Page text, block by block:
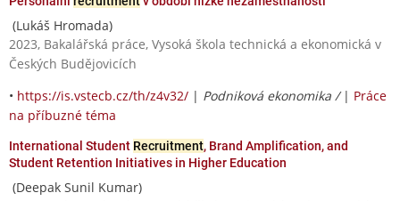
(Lukáš Hromada)
2023, Bakalářská práce, Vysoká škola technická a ekonomická v
Českých Budějovicích
• https://is.vstecb.cz/th/z4v32/ | Podniková ekonomika / | Práce
na příbuzné téma
International Student Recruitment, Brand Amplification, and
Student Retention Initiatives in Higher Education
(Deepak Sunil Kumar)